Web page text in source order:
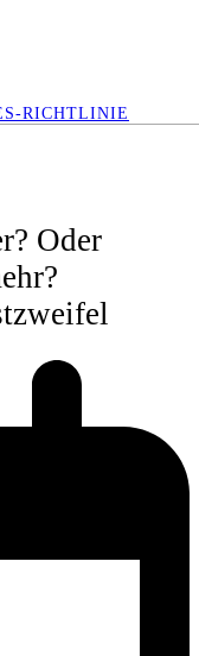
RICHTLINIE
Oder